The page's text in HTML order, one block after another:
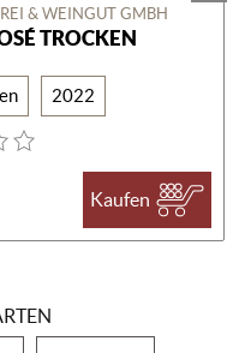
& WEINGUT GMBH
TROCKEN
2022
Kaufen